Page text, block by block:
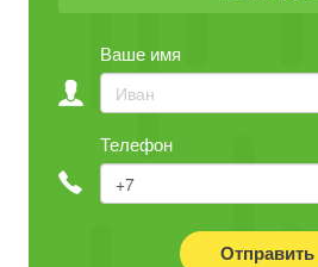
Ваше имя
Телефон
Отправить